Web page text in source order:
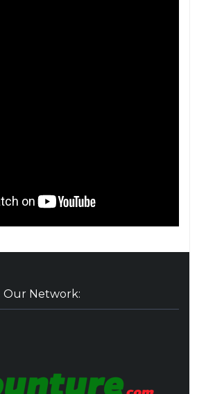
Our Network: